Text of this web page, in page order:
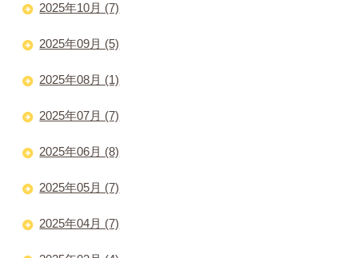
2025年10月 (7)
2025年09月 (5)
2025年08月 (1)
2025年07月 (7)
2025年06月 (8)
2025年05月 (7)
2025年04月 (7)